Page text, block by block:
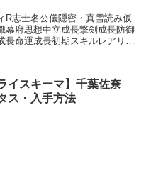
R志士名公儀隠密・真雪読み仮
幕府思想中立成長撃剣成長防御
長命運成長初期スキルレアリテ
イスキーマ】千葉佐奈
ス・入手方法